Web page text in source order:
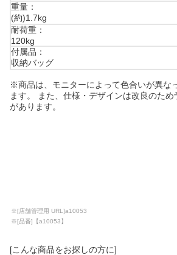
重量：
(約)1.7kg
耐荷重：
120kg
付属品：
収納バッグ
※商品は、モニターによって色合いが異な
ます。 また、仕様・デザインは改良のため
があります。
※[店舗管理用 URL]a10053
※[品番]【a10053】
[こんな商品をお探しの方に]